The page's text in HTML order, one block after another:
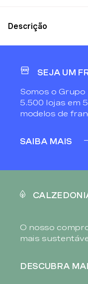
Descrição
SEJA UM
Somos o
5.500 lojas em
modelos de
SAIBA MAIS
O nosso
mais
DESCUBRA